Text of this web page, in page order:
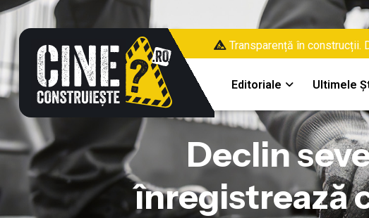
Transparență în construcții.
Editoriale Ultimele
Declin
înregistrează